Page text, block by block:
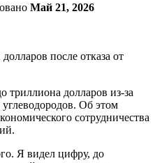
Май 21, 2026
триллиона долларов из-за
углеводородов. Об этом
сотрудничества
Я видел цифру, до